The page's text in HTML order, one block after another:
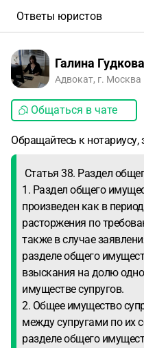
Ответы юристов
Галина Гудкова
Адвокат, г. Москва
Общаться в чате
Обращайтесь к нотариусу,
Статья 38. Раздел
1. Раздел общего
произведен как в
расторжения по
также в случае
разделе общего
взыскания на долю
имуществе супругов.
2. Общее имущество
между супругами по их
разделе общего